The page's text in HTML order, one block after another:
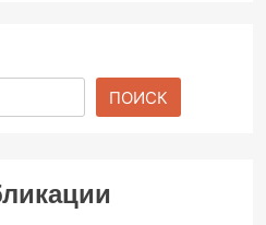
ПОИСК